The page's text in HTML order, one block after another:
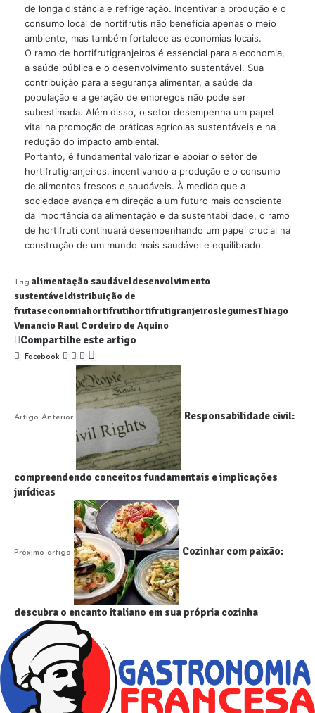
de longa distância e refrigeração. Incentivar a produção e o
consumo local de hortifrutis não beneficia apenas o meio
ambiente, mas também fortalece as economias locais.
O ramo de hortifrutigranjeiros é essencial para a economia,
a saúde pública e o desenvolvimento sustentável. Sua
contribuição para a segurança alimentar, a saúde da
população e a geração de empregos não pode ser
subestimada. Além disso, o setor desempenha um papel
vital na promoção de práticas agrícolas sustentáveis ​​e na
redução do impacto ambiental.
Portanto, é fundamental valorizar e apoiar o setor de
hortifrutigranjeiros, incentivando a produção e o consumo
de alimentos frescos e saudáveis. À medida que a
sociedade avança em direção a um futuro mais consciente
da importância da alimentação e da sustentabilidade, o ramo
de hortifruti continuará desempenhando um papel crucial na
construção de um mundo mais saudável e equilibrado.
Tag:alimentação saudáveldesenvolvimento
sustentáveldistribuição de
frutaseconomiahortifrutihortifrutigranjeiroslegumesThiago
Venancio Raul Cordeiro de Aquino
Compartilhe este artigo
Facebook
Artigo Anterior Responsabilidade civil:
compreendendo conceitos fundamentais e implicações
jurídicas
Próximo artigo Cozinhar com paixão:
descubra o encanto italiano em sua própria cozinha